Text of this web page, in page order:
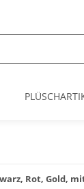
Rot, Gold,